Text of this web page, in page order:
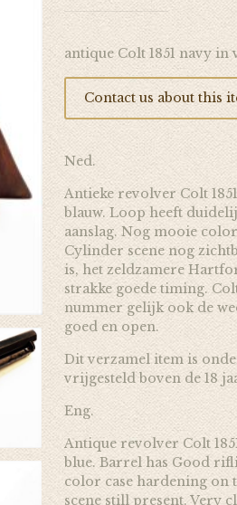
antique Colt 1851 navy
Contact us about this
Ned.
Antieke revolver Colt
blauw. Loop heeft
aanslag. Nog mooie
Cylinder scene nog
is, het zeldzamere
strakke goede timing.
nummer gelijk ook de
goed en open.
Dit verzamel item is
vrijgesteld boven de 18
Eng.
Antique revolver Colt
blue. Barrel has Good
color case hardening on
scene still present. Very